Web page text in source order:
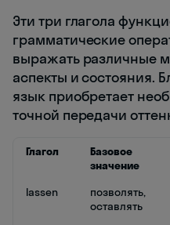
Эти три глагола
грамматические
выражать различные
аспекты и состояния.
язык приобретает
точной передачи
Глагол
Базовое
значение
lassen
позволять,
оставлять